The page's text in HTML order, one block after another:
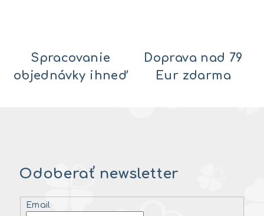
Spracovanie
objednávky ihneď
Doprava nad 79
Eur zdarma
Odoberať newsletter
Email